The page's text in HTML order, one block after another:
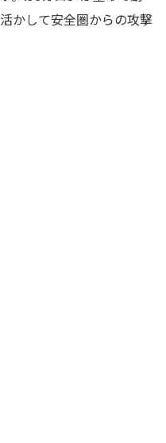
かして安全圏からの攻撃